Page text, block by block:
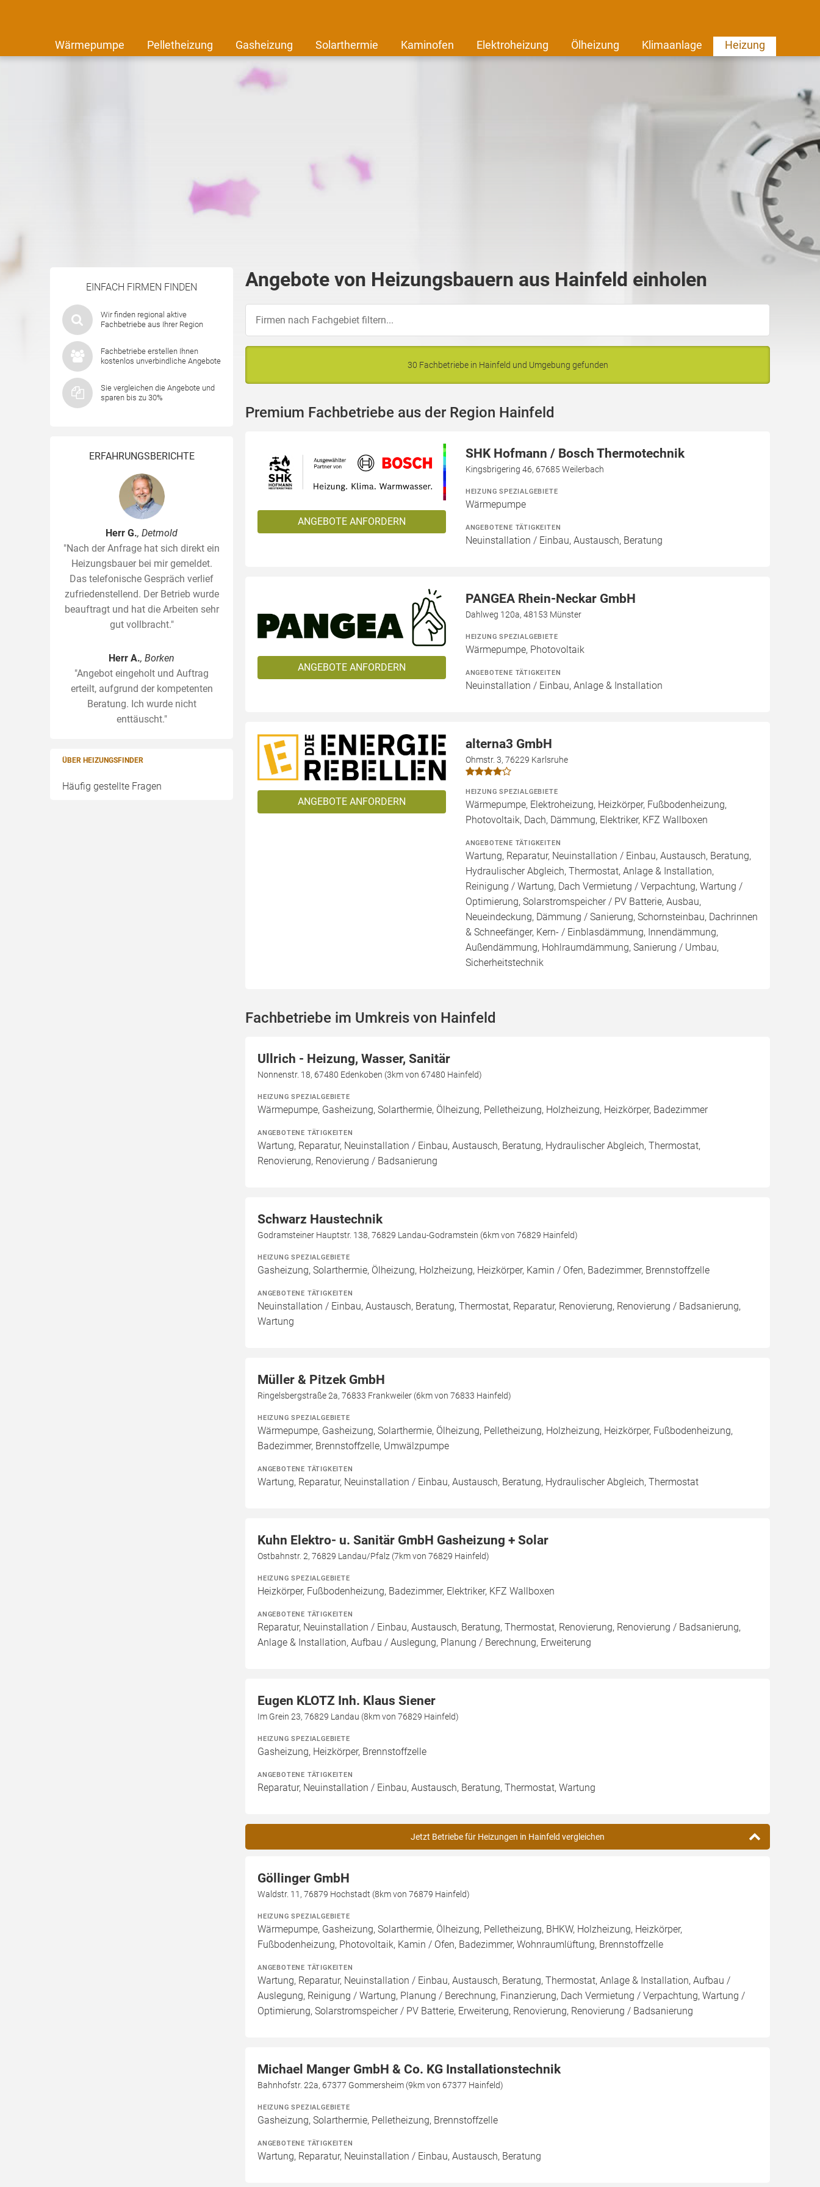
Wärmepumpe Pelletheizung Gasheizung Solarthermie Kaminofen Elektroheizung Ölheizung Klimaanlage Heizung
EINFACH FIRMEN FINDEN
Wir finden regional aktive
Fachbetriebe aus Ihrer Region
Fachbetriebe erstellen Ihnen
kostenlos unverbindliche Angebote
Sie vergleichen die Angebote und
sparen bis zu 30%
ERFAHRUNGSBERICHTE
Herr G., Detmold
"Nach der Anfrage hat sich direkt ein
Heizungsbauer bei mir gemeldet.
Das telefonische Gespräch verlief
zufriedenstellend. Der Betrieb wurde
beauftragt und hat die Arbeiten sehr
gut vollbracht."
Herr A., Borken
"Angebot eingeholt und Auftrag
erteilt, aufgrund der kompetenten
Beratung. Ich wurde nicht
enttäuscht."
ÜBER HEIZUNGSFINDER
Häufig gestellte Fragen
Angebote von Heizungsbauern aus Hainfeld einholen
30 Fachbetriebe in Hainfeld und Umgebung gefunden
Premium Fachbetriebe aus der Region Hainfeld
ANGEBOTE ANFORDERN
SHK Hofmann / Bosch Thermotechnik
Kingsbrigering 46, 67685 Weilerbach
HEIZUNG SPEZIALGEBIETE
Wärmepumpe
ANGEBOTENE TÄTIGKEITEN
Neuinstallation / Einbau, Austausch, Beratung
ANGEBOTE ANFORDERN
PANGEA Rhein-Neckar GmbH
Dahlweg 120a, 48153 Münster
HEIZUNG SPEZIALGEBIETE
Wärmepumpe, Photovoltaik
ANGEBOTENE TÄTIGKEITEN
Neuinstallation / Einbau, Anlage & Installation
ANGEBOTE ANFORDERN
alterna3 GmbH
Ohmstr. 3, 76229 Karlsruhe
HEIZUNG SPEZIALGEBIETE
Wärmepumpe, Elektroheizung, Heizkörper, Fußbodenheizung,
Photovoltaik, Dach, Dämmung, Elektriker, KFZ Wallboxen
ANGEBOTENE TÄTIGKEITEN
Wartung, Reparatur, Neuinstallation / Einbau, Austausch, Beratung,
Hydraulischer Abgleich, Thermostat, Anlage & Installation,
Reinigung / Wartung, Dach Vermietung / Verpachtung, Wartung /
Optimierung, Solarstromspeicher / PV Batterie, Ausbau,
Neueindeckung, Dämmung / Sanierung, Schornsteinbau, Dachrinnen
& Schneefänger, Kern- / Einblasdämmung, Innendämmung,
Außendämmung, Hohlraumdämmung, Sanierung / Umbau,
Sicherheitstechnik
Fachbetriebe im Umkreis von Hainfeld
Ullrich - Heizung, Wasser, Sanitär
Nonnenstr. 18, 67480 Edenkoben (3km von 67480 Hainfeld)
HEIZUNG SPEZIALGEBIETE
Wärmepumpe, Gasheizung, Solarthermie, Ölheizung, Pelletheizung, Holzheizung, Heizkörper, Badezimmer
ANGEBOTENE TÄTIGKEITEN
Wartung, Reparatur, Neuinstallation / Einbau, Austausch, Beratung, Hydraulischer Abgleich, Thermostat,
Renovierung, Renovierung / Badsanierung
Schwarz Haustechnik
Godramsteiner Hauptstr. 138, 76829 Landau-Godramstein (6km von 76829 Hainfeld)
HEIZUNG SPEZIALGEBIETE
Gasheizung, Solarthermie, Ölheizung, Holzheizung, Heizkörper, Kamin / Ofen, Badezimmer, Brennstoffzelle
ANGEBOTENE TÄTIGKEITEN
Neuinstallation / Einbau, Austausch, Beratung, Thermostat, Reparatur, Renovierung, Renovierung / Badsanierung,
Wartung
Müller & Pitzek GmbH
Ringelsbergstraße 2a, 76833 Frankweiler (6km von 76833 Hainfeld)
HEIZUNG SPEZIALGEBIETE
Wärmepumpe, Gasheizung, Solarthermie, Ölheizung, Pelletheizung, Holzheizung, Heizkörper, Fußbodenheizung,
Badezimmer, Brennstoffzelle, Umwälzpumpe
ANGEBOTENE TÄTIGKEITEN
Wartung, Reparatur, Neuinstallation / Einbau, Austausch, Beratung, Hydraulischer Abgleich, Thermostat
Kuhn Elektro- u. Sanitär GmbH Gasheizung + Solar
Ostbahnstr. 2, 76829 Landau/Pfalz (7km von 76829 Hainfeld)
HEIZUNG SPEZIALGEBIETE
Heizkörper, Fußbodenheizung, Badezimmer, Elektriker, KFZ Wallboxen
ANGEBOTENE TÄTIGKEITEN
Reparatur, Neuinstallation / Einbau, Austausch, Beratung, Thermostat, Renovierung, Renovierung / Badsanierung,
Anlage & Installation, Aufbau / Auslegung, Planung / Berechnung, Erweiterung
Eugen KLOTZ Inh. Klaus Siener
Im Grein 23, 76829 Landau (8km von 76829 Hainfeld)
HEIZUNG SPEZIALGEBIETE
Gasheizung, Heizkörper, Brennstoffzelle
ANGEBOTENE TÄTIGKEITEN
Reparatur, Neuinstallation / Einbau, Austausch, Beratung, Thermostat, Wartung
Jetzt Betriebe für Heizungen in Hainfeld vergleichen
Göllinger GmbH
Waldstr. 11, 76879 Hochstadt (8km von 76879 Hainfeld)
HEIZUNG SPEZIALGEBIETE
Wärmepumpe, Gasheizung, Solarthermie, Ölheizung, Pelletheizung, BHKW, Holzheizung, Heizkörper,
Fußbodenheizung, Photovoltaik, Kamin / Ofen, Badezimmer, Wohnraumlüftung, Brennstoffzelle
ANGEBOTENE TÄTIGKEITEN
Wartung, Reparatur, Neuinstallation / Einbau, Austausch, Beratung, Thermostat, Anlage & Installation, Aufbau /
Auslegung, Reinigung / Wartung, Planung / Berechnung, Finanzierung, Dach Vermietung / Verpachtung, Wartung /
Optimierung, Solarstromspeicher / PV Batterie, Erweiterung, Renovierung, Renovierung / Badsanierung
Michael Manger GmbH & Co. KG Installationstechnik
Bahnhofstr. 22a, 67377 Gommersheim (9km von 67377 Hainfeld)
HEIZUNG SPEZIALGEBIETE
Gasheizung, Solarthermie, Pelletheizung, Brennstoffzelle
ANGEBOTENE TÄTIGKEITEN
Wartung, Reparatur, Neuinstallation / Einbau, Austausch, Beratung